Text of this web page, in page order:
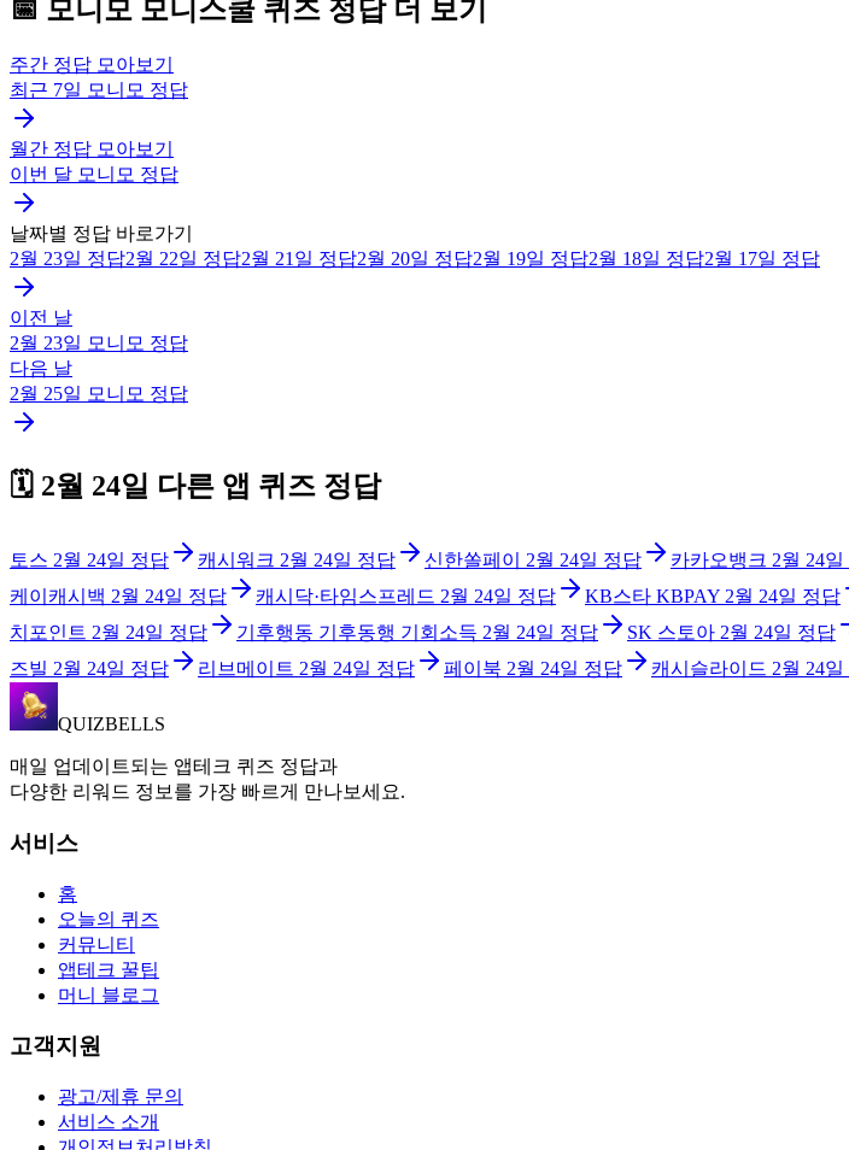
📅 모니모 모니스쿨 퀴즈 정답 더 보기
주간 정답 모아보기
최근 7일 모니모 정답
월간 정답 모아보기
이번 달 모니모 정답
날짜별 정답 바로가기
2월 23일 정답2월 22일 정답2월 21일 정답2월 20일 정답2월 19일 정답2월 18일 정답2월 17일 정답
이전 날
2월 23일 모니모 정답
다음 날
2월 25일 모니모 정답
🗓️ 2월 24일 다른 앱 퀴즈 정답
토스 2월 24일 정답 캐시워크 2월 24일 정답 신한쏠페이 2월 24일 정답 카카오뱅크 2월 24일
케이캐시백 2월 24일 정답 캐시닥·타임스프레드 2월 24일 정답 KB스타 KBPAY 2월 24일 정답
치포인트 2월 24일 정답 기후행동 기후동행 기회소득 2월 24일 정답 SK 스토아 2월 24일 정답
즈빌 2월 24일 정답 리브메이트 2월 24일 정답 페이북 2월 24일 정답 캐시슬라이드 2월 24일
QUIZBELLS
매일 업데이트되는 앱테크 퀴즈 정답과
다양한 리워드 정보를 가장 빠르게 만나보세요.
서비스
홈
오늘의 퀴즈
커뮤니티
앱테크 꿀팁
머니 블로그
고객지원
광고/제휴 문의
서비스 소개